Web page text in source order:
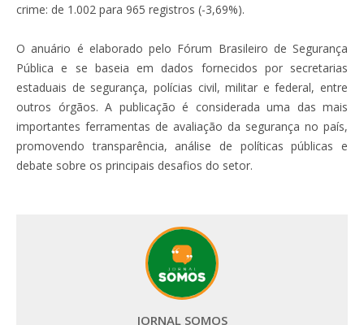
crime: de 1.002 para 965 registros (-3,69%).
O anuário é elaborado pelo Fórum Brasileiro de Segurança
Pública e se baseia em dados fornecidos por secretarias
estaduais de segurança, polícias civil, militar e federal, entre
outros órgãos. A publicação é considerada uma das mais
importantes ferramentas de avaliação da segurança no país,
promovendo transparência, análise de políticas públicas e
debate sobre os principais desafios do setor.
JORNAL SOMOS